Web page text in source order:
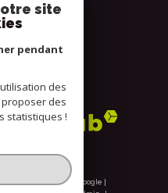
powered by Google |
site
pendant
des
des
statistiques !